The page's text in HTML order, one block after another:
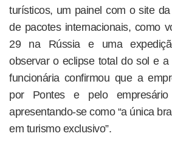
turísticos, um painel com o site
de pacotes internacionais, como
29 na Rússia e uma
observar o eclipse total do sol e
funcionária confirmou que a
por Pontes e pelo empresário
apresentando-se como “a única
em turismo exclusivo”.